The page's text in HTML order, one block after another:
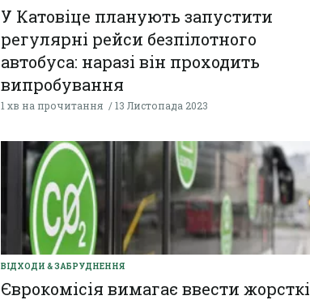
У Катовіце планують запустити
регулярні рейси безпілотного
автобуса: наразі він проходить
випробування
1 хв на прочитання 13 Листопада 2023
ВІДХОДИ & ЗАБРУДНЕННЯ
Єврокомісія вимагає ввести жорсткі